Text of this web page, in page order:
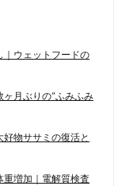
｜ウェットフードの
月ぶりの”ふみふみ
物ササミの復活と
増加｜電解質検査